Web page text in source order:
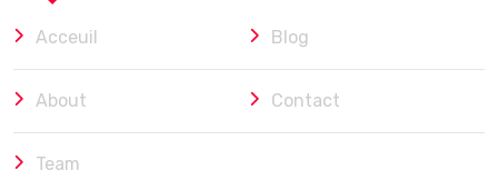
Acceuil Blog
About Contact
Team